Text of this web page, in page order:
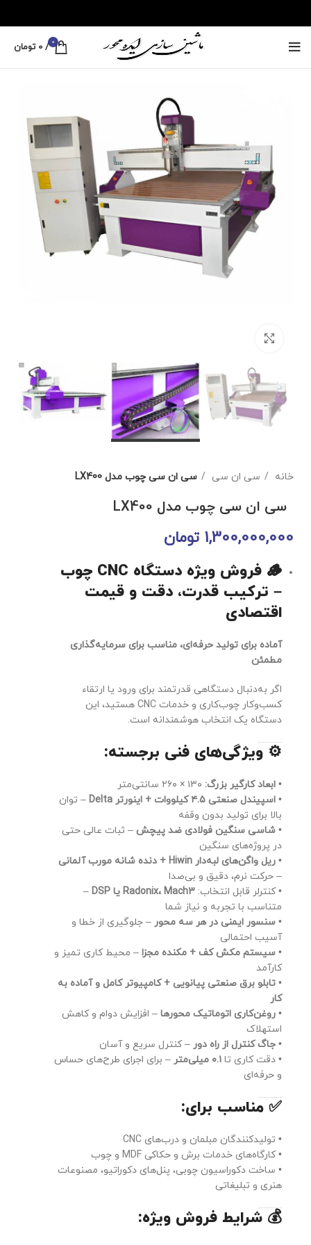
0
/
0 تومان
خانه سی ان سی سی ان سی چوب مدل LX400
سی ان سی چوب مدل LX400
1,300,000,000 تومان
🪵 فروش ویژه دستگاه CNC چوب
– ترکیب قدرت، دقت و قیمت
اقتصادی
آماده برای تولید حرفه‌ای، مناسب برای سرمایه‌گذاری
مطمئن
اگر به‌دنبال دستگاهی قدرتمند برای ورود یا ارتقاء
کسب‌وکار چوب‌کاری و خدمات CNC هستید، این
دستگاه یک انتخاب هوشمندانه است.
⚙️ ویژگی‌های فنی برجسته:
• ابعاد کارگیر بزرگ:
• اسپیندل صنعتی ۴.۵ کیلووات + اینورتر Delta
– توان
بالا برای تولید بدون وقفه
• شاسی سنگین فولادی ضد پیچش – ثبات عالی حتی
در پروژه‌های سنگین
• ریل واگن‌های لبه‌دار Hiwin + دنده شانه مورب آلمانی
– حرکت نرم، دقیق و بی‌صدا
• کنترلر قابل انتخاب: Radonix، Mach3 یا DSP
–
متناسب با تجربه و نیاز شما
• سنسور ایمنی در هر سه محور – جلوگیری از خطا و
آسیب احتمالی
• سیستم مکش کف + مکنده مجزا – محیط کاری تمیز و
کارآمد
• تابلو برق صنعتی پیانویی + کامپیوتر کامل و آماده به
کار
• روغن‌کاری اتوماتیک محورها – افزایش دوام و کاهش
استهلاک
• جاگ کنترل از راه دور – کنترل سریع و آسان
• دقت کاری تا ۰.۱ میلی‌متر
– برای اجرای طرح‌های حساس
و حرفه‌ای
✅ مناسب برای:
• تولیدکنندگان مبلمان و درب‌های CNC
• کارگاه‌های خدمات برش و حکاکی MDF و چوب
• ساخت دکوراسیون چوبی، پنل‌های دکوراتیو، مصنوعات
هنری و تبلیغاتی
💰 شرایط فروش ویژه: